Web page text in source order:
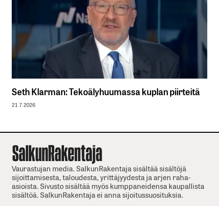
Seth Klarman: Tekoälyhuumassa kuplan piirteitä
21.7.2026
Vaurastujan media. SalkunRakentaja sisältää sisältöjä
sijoittamisesta, taloudesta, yrittäjyydesta ja arjen raha-
asioista. Sivusto sisältää myös kumppaneidensa kaupallista
sisältöä. SalkunRakentaja ei anna sijoitussuosituksia.